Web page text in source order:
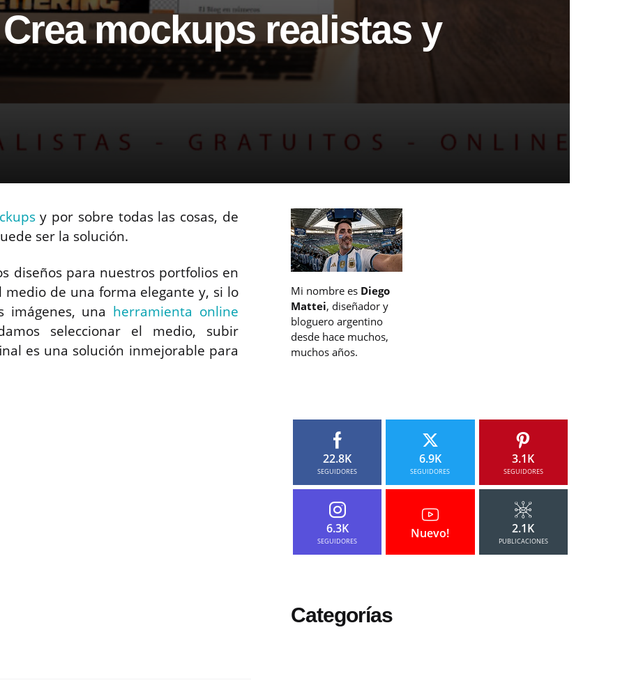
mockups realistas y
y por sobre todas las cosas, de
ser la solución.
diseños para nuestros portfolios en
de una forma elegante y, si lo
imágenes, una herramienta online
seleccionar el medio, subir
es una solución inmejorable para
Mi nombre es Diego
Mattei, diseñador y
bloguero argentino
desde hace muchos,
muchos años.
22.8K
SEGUIDORES
6.9K
SEGUIDORES
3.1K
SEGUIDORES
6.3K
SEGUIDORES
Nuevo! 2.1K
PUBLICACIONES
Categorías